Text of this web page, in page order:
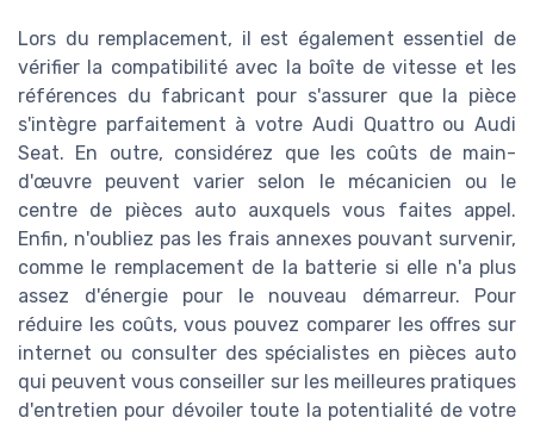
Lors du remplacement, il est également essentiel de
vérifier la compatibilité avec la boîte de vitesse et les
références du fabricant pour s'assurer que la pièce
s'intègre parfaitement à votre Audi Quattro ou Audi
Seat. En outre, considérez que les coûts de main-
d'œuvre peuvent varier selon le mécanicien ou le
centre de pièces auto auxquels vous faites appel.
Enfin, n'oubliez pas les frais annexes pouvant survenir,
comme le remplacement de la batterie si elle n'a plus
assez d'énergie pour le nouveau démarreur. Pour
réduire les coûts, vous pouvez comparer les offres sur
internet ou consulter des spécialistes en pièces auto
qui peuvent vous conseiller sur les meilleures pratiques
d'entretien pour dévoiler toute la potentialité de votre